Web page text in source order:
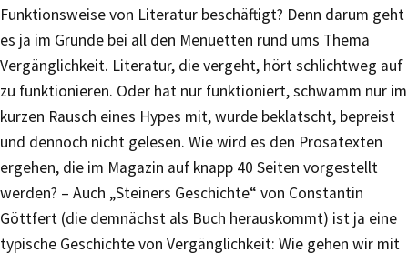
Funktionsweise von Literatur beschäftigt? Denn darum geht
es ja im Grunde bei all den Menuetten rund ums Thema
Vergänglichkeit. Literatur, die vergeht, hört schlichtweg auf
zu funktionieren. Oder hat nur funktioniert, schwamm nur im
kurzen Rausch eines Hypes mit, wurde beklatscht, bepreist
und dennoch nicht gelesen. Wie wird es den Prosatexten
ergehen, die im Magazin auf knapp 40 Seiten vorgestellt
werden? – Auch „Steiners Geschichte“ von Constantin
Göttfert (die demnächst als Buch herauskommt) ist ja eine
typische Geschichte von Vergänglichkeit: Wie gehen wir mit